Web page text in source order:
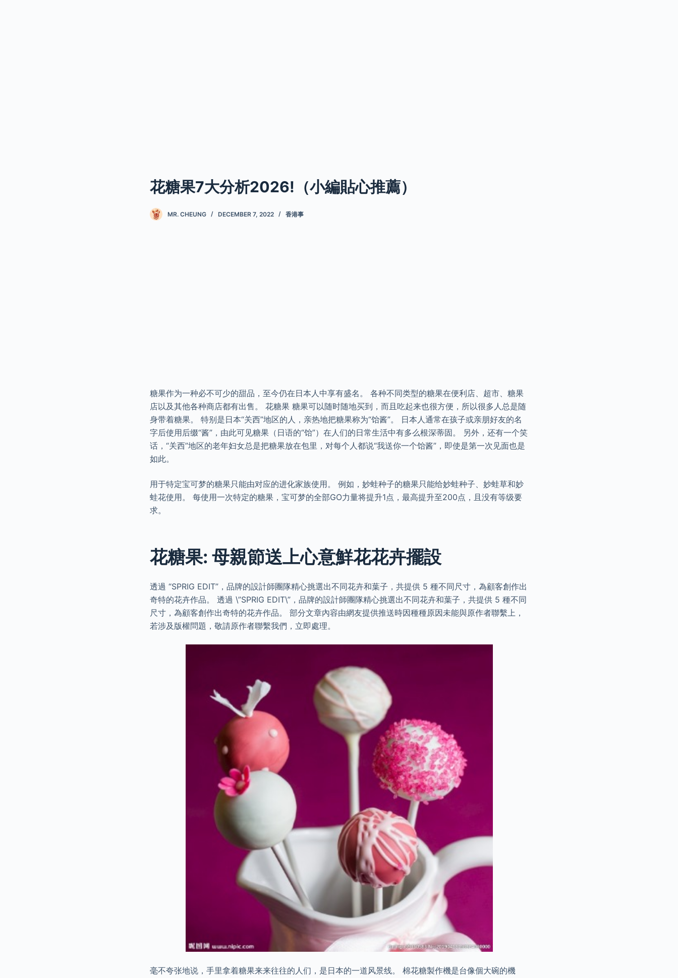
花糖果7大分析2026!（小編貼心推薦）
MR. CHEUNG DECEMBER 7, 2022 香港事
糖果作为一种必不可少的甜品，至今仍在日本人中享有盛名。 各种不同类型的糖果在便利店、超市、糖果
店以及其他各种商店都有出售。 花糖果 糖果可以随时随地买到，而且吃起来也很方便，所以很多人总是随
身带着糖果。 特别是日本“关西”地区的人，亲热地把糖果称为“饴酱”。 日本人通常在孩子或亲朋好友的名
字后使用后缀“酱”，由此可见糖果（日语的“饴”）在人们的日常生活中有多么根深蒂固。 另外，还有一个笑
话，“关西”地区的老年妇女总是把糖果放在包里，对每个人都说“我送你一个饴酱”，即使是第一次见面也是
如此。
用于特定宝可梦的糖果只能由对应的进化家族使用。 例如，妙蛙种子的糖果只能给妙蛙种子、妙蛙草和妙
蛙花使用。 每使用一次特定的糖果，宝可梦的全部GO力量将提升1点，最高提升至200点，且没有等级要
求。
花糖果: 母親節送上心意鮮花花卉擺設
透過 “SPRIG EDIT”，品牌的設計師團隊精心挑選出不同花卉和葉子，共提供 5 種不同尺寸，為顧客創作出
奇特的花卉作品。 透過 \”SPRIG EDIT\”，品牌的設計師團隊精心挑選出不同花卉和葉子，共提供 5 種不同
尺寸，為顧客創作出奇特的花卉作品。 部分文章內容由網友提供推送時因種種原因未能與原作者聯繫上，
若涉及版權問題，敬請原作者聯繫我們，立即處理。
毫不夸张地说，手里拿着糖果来来往往的人们，是日本的一道风景线。 棉花糖製作機是台像個大碗的機